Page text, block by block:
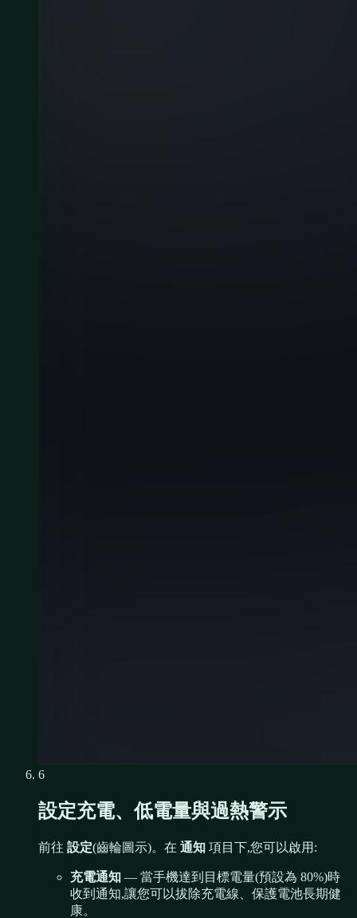
6
設定充電、低電量與過熱警示
前往 設定(齒輪圖示)。在 通知 項目下,您可以啟用:
充電通知 — 當手機達到目標電量(預設為 80%)時
收到通知,讓您可以拔除充電線、保護電池長期健
康。